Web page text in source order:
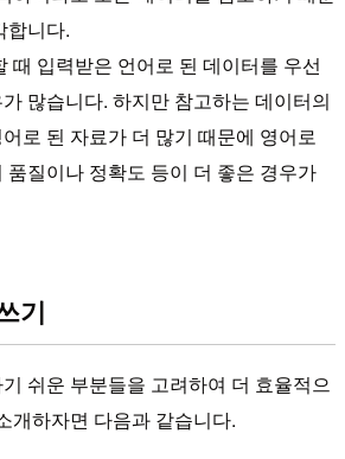
합니다.
때 입력받은 언어로 된 데이터를 우선
많습니다. 하지만 참고하는 데이터의
로 된 자료가 더 많기 때문에 영어로
품질이나 정확도 등이 더 좋은 경우가
기
쉬운 부분들을 고려하여 더 효율적으
개하자면 다음과 같습니다.